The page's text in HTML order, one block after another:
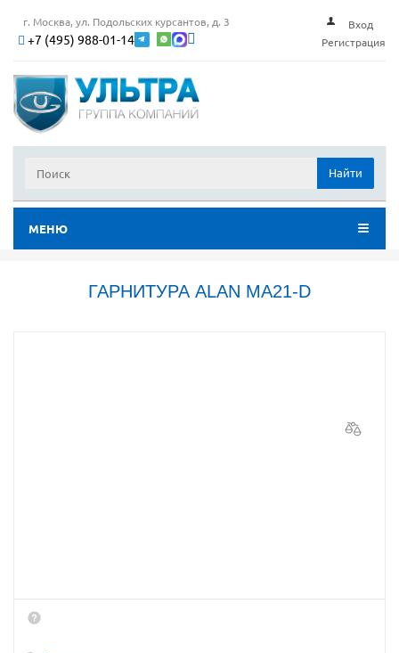
г. Москва, ул. Подольских курсантов, д. 3
+7 (495) 988-01-14
Вход
Регистрация
Найти
МЕНЮ
ГАРНИТУРА ALAN MA21-D